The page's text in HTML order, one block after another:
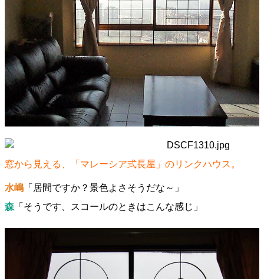
窓から見える、「マレーシア式長屋」のリンクハウス。
水嶋 「居間ですか？景色よさそうだな～」
森 「そうです、スコールのときはこんな感じ」